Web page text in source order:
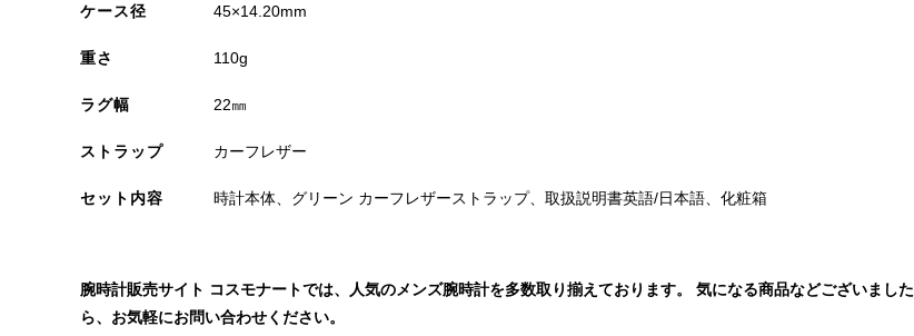
ケース径 45×14.20mm
重さ 110g
ラグ幅 22㎜
ストラップ カーフレザー
セット内容 時計本体、グリーン カーフレザーストラップ、取扱説明書英語/日本語、化粧箱
腕時計販売サイト コスモナートでは、人気のメンズ腕時計を多数取り揃えております。 気になる商品などございました
ら、お気軽にお問い合わせください。